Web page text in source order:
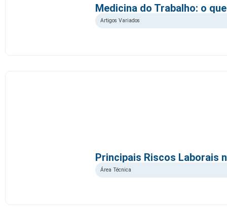
Medicina do Trabalho: o
Artigos Variados
Principais Riscos Laborais
Área Técnica